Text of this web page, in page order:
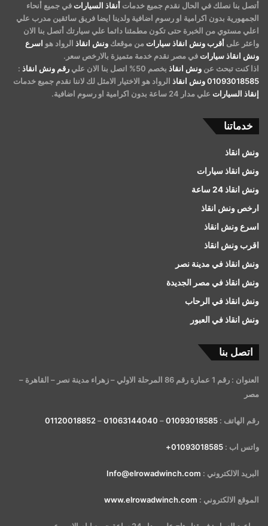
أتصل بنا نصلك في الحال نقدم جميع خدمات أنقاذ السيارات في جميع أنحاء
الجمهورية بدون اكرامية او رسوم اضافية ولدينا ايضا فريق سائقين مدرب علي
اعلي مستوي من الخبرة حتى تكون مطمئنا دائما علي سيارتك أتصل بنا الان
واعثر على أقرب ونش انقاذ سيارات من موقعك ونش انقاذ الرواد هو اسرع
ونش انقاذ سيارات في مصر نقدم خدمة متميزة بالارخص سعر.
اذا كنت تبحث عن ونش انقاذ بخصم 50% اتصل بنا الان علي رقم ونش انقاذ :
01093018585ونش انقاذ الرواد هو الاختيار الامثل لك لاننا نقدم جميع خدمات
إنقاذ السيارات علي مدار 24 ساعة بدون اكرامية او رسوم اضافية.
خدماتنا
ونش انقاذ
ونش انقاذ سيارات
ونش انقاذ 24 ساعة
ارخص ونش انقاذ
اسرع ونش انقاذ
اقرب ونش انقاذ
ونش انقاذ في مدينة نصر
ونش انقاذ في مصر الجديدة
ونش انقاذ في الرحاب
ونش انقاذ في العبور
اتصل بنا
العنوان : رقم 1 عمارة رقم 86 المرحلة الاولي – زهراء مدينة نصر – القاهرة –
مصر
رقم الهاتف : 01093018585
–
01063144040
–
01120018852
واتس اب : 01093018585+
البريد الالكتروني : Info@elrowadwinch.com
الموقع الالكتروني : www.elrowadwinch.com